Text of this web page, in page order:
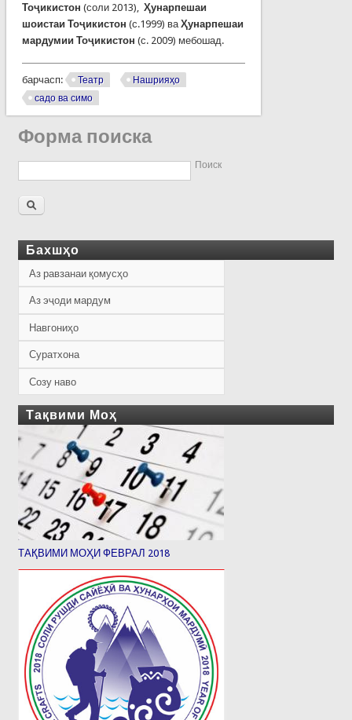
Тоҷикистон (соли 2013), Ҳунарпешаи
шоистаи Тоҷикистон (с.1999) ва Ҳунарпешаи
мардумии Тоҷикистон (с. 2009) мебошад.
барчасп: Театр
Нашрияҳо
садо ва симо
Форма поиска
Поиск
Бахшҳо
Аз равзанаи қомусҳо
Аз эҷоди мардум
Навгониҳо
Суратхона
Созу наво
Тақвими Моҳ
ТАҚВИМИ МОҲИ ФЕВРАЛ 2018